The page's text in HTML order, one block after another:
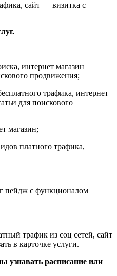
сайт — визитка с
интернет магазин
продвижения;
трафика, интернет
для поискового
магазин;
платного трафика,
пейдж с функционалом
трафик из соц сетей, сайт
в карточке услуги.
узнавать расписание или